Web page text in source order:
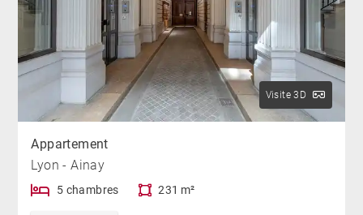
Visite 3D
Appartement
Lyon - Ainay
5 chambres 231 m²